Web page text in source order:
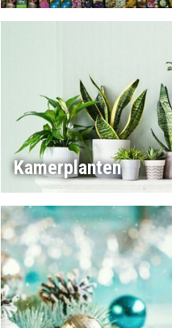
Kamerplanten